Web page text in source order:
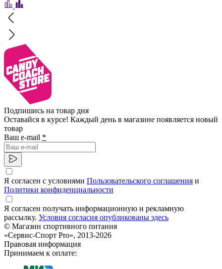
Подпишись на товар дня
Оставайся в курсе! Каждый день в магазине появляется новый
товар
Ваш e-mail *
Я согласен с условиями Пользовательского соглашения и
Политики конфиденциальности
Я согласен получать информационную и рекламную
рассылку. Условия согласия опубликованы здесь
© Магазин спортивного питания
«Сервис-Спорт Pro», 2013-2026
Правовая информация
Принимаем к оплате: